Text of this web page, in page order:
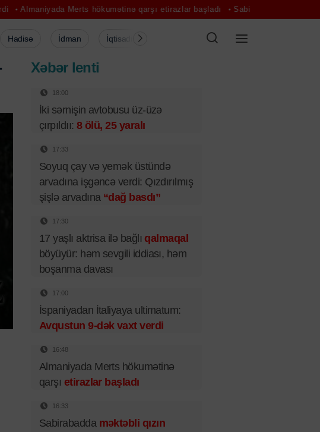
Merts hökumətinə qarşı etirazlar başladı Sabirabadda məktəbli qızın meyiti
Hadisə İdman İqtisadiyyat Şou-biznes Müsahibə
Xəbər lenti
18:00
İki sərnişin avtobusu üz-üzə
çırpıldıı:8 ölü, 25 yaralı
17:33
Soyuq çay və yemək üstündə
arvadına işgəncə verdi: Qızdırılmış
şişlə arvadına “dağ basdı”
17:30
17 yaşlı aktrisa ilə bağlı qalmaqal
böyüyür: həm sevgili iddiası, həm
boşanma davası
17:00
İspaniyadan İtaliyaya ultimatum:
Avqustun 9-dək vaxt verdi
16:48
Almaniyada Merts hökumətinə
qarşı etirazlar başladı
16:33
Sabirabadda məktəbli qızın